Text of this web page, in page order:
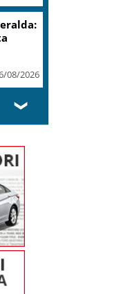
08/2026
❯